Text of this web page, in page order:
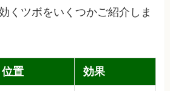
くツボをいくつかご紹介しま
位置 効果